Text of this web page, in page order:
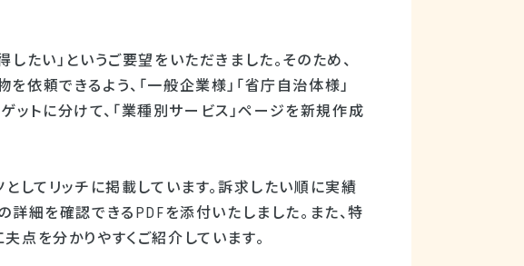
たい」というご要望をいただきました。そのため、
頼できるよう、「一般企業様」「省庁自治体様」
ゲットに分けて、「業種別サービス」ページを新規作成
してリッチに掲載しています。訴求したい順に実績
細を確認できるPDFを添付いたしました。また、特
点を分かりやすくご紹介しています。